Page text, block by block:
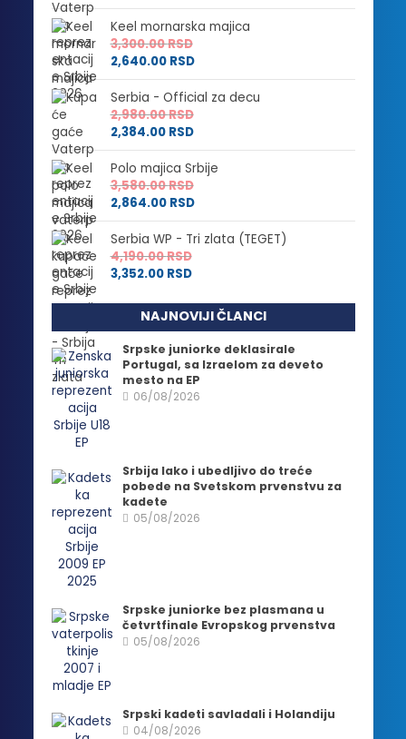
Keel mornarska majica
3,300.00RSD
2,640.00 RSD
Serbia - Official za decu
2,980.00RSD
2,384.00 RSD
Polo majica Srbije
3,580.00RSD
2,864.00 RSD
Serbia WP - Tri zlata (TEGET)
4,190.00RSD
3,352.00 RSD
NAJNOVIJI ČLANCI
Srpske juniorke deklasirale
Portugal, sa Izraelom za deveto
mesto na EP
06/08/2026
Srbija lako i ubedljivo do treće
pobede na Svetskom prvenstvu za
kadete
05/08/2026
Srpske juniorke bez plasmana u
četvrtfinale Evropskog prvenstva
05/08/2026
Srpski kadeti savladali i Holandiju
04/08/2026